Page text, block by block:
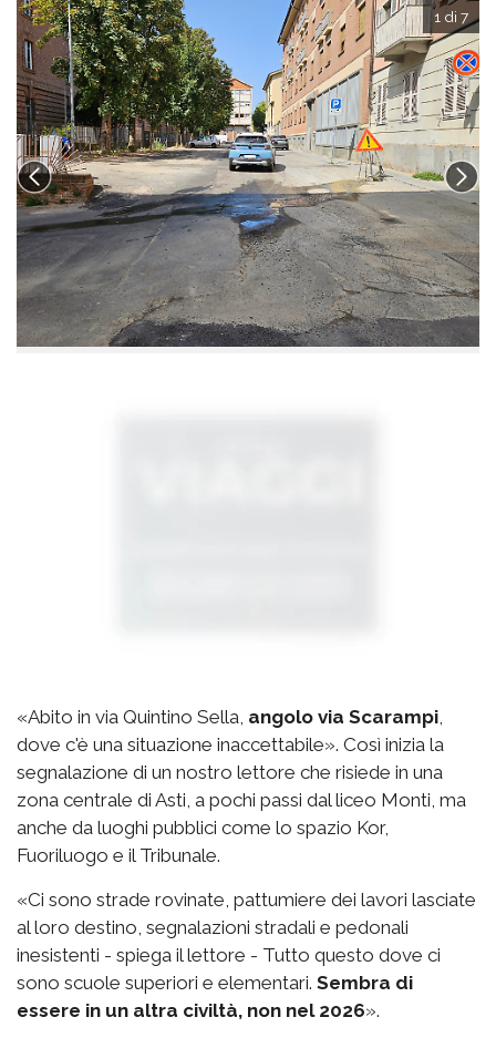
1 di 7
«Abito in via Quintino Sella, angolo via Scarampi,
dove c'è una situazione inaccettabile». Così inizia la
segnalazione di un nostro lettore che risiede in una
zona centrale di Asti, a pochi passi dal liceo Monti, ma
anche da luoghi pubblici come lo spazio Kor,
Fuoriluogo e il Tribunale.
«Ci sono strade rovinate, pattumiere dei lavori lasciate
al loro destino, segnalazioni stradali e pedonali
inesistenti - spiega il lettore - Tutto questo dove ci
sono scuole superiori e elementari. Sembra di
essere in un altra civiltà, non nel 2026».